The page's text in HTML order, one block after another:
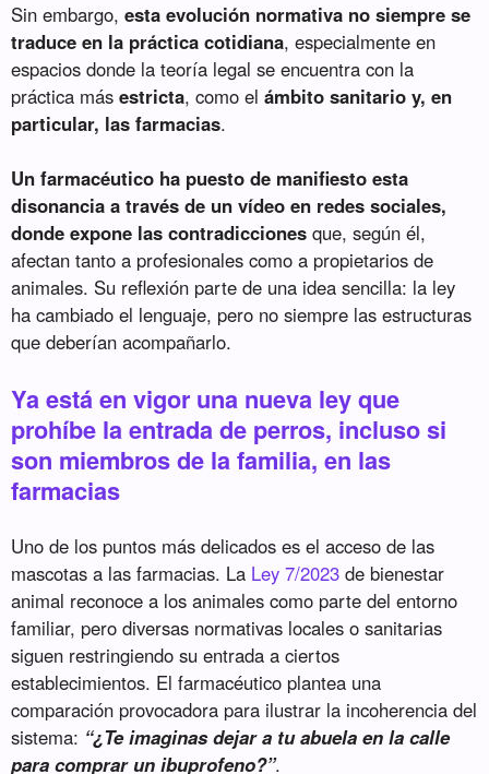
Sin embargo,esta evolución normativa no siempre se
traduce en la práctica cotidiana, especialmente en
espacios donde la teoría legal se encuentra con la
práctica másestricta, como elámbito sanitario y, en
particular, las farmacias.
Un farmacéutico ha puesto de manifiesto esta
disonancia a través de un vídeo en redes sociales,
donde expone las contradicciones que, según él,
afectan tanto a profesionales como a propietarios de
animales. Su reflexión parte de una idea sencilla: la ley
ha cambiado el lenguaje, pero no siempre las estructuras
que deberían acompañarlo.
Ya está en vigor una nueva ley que
prohíbe la entrada de perros, incluso si
son miembros de la familia, en las
farmacias
Uno de los puntos más delicados es el acceso de las
mascotas a las farmacias. La Ley 7/2023 de bienestar
animal reconoce a los animales como parte del entorno
familiar, pero diversas normativas locales o sanitarias
siguen restringiendo su entrada a ciertos
establecimientos. El farmacéutico plantea una
comparación provocadora para ilustrar la incoherencia del
sistema: “¿Te imaginas dejar a tu abuela en la calle
para comprar un ibuprofeno?”.